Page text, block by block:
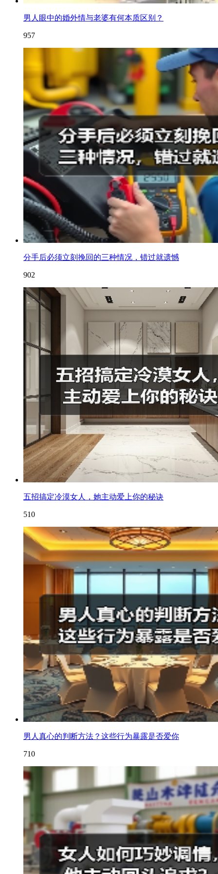
男人眼中的婚外情与老婆有何本质区别？
957
分手后必须立刻挽回的三种情况，错过就遗憾
902
五招搞定冷漠女人，她主动爱上你的秘诀
510
男人真心的判断方法？这些行为暴露是否爱你
710